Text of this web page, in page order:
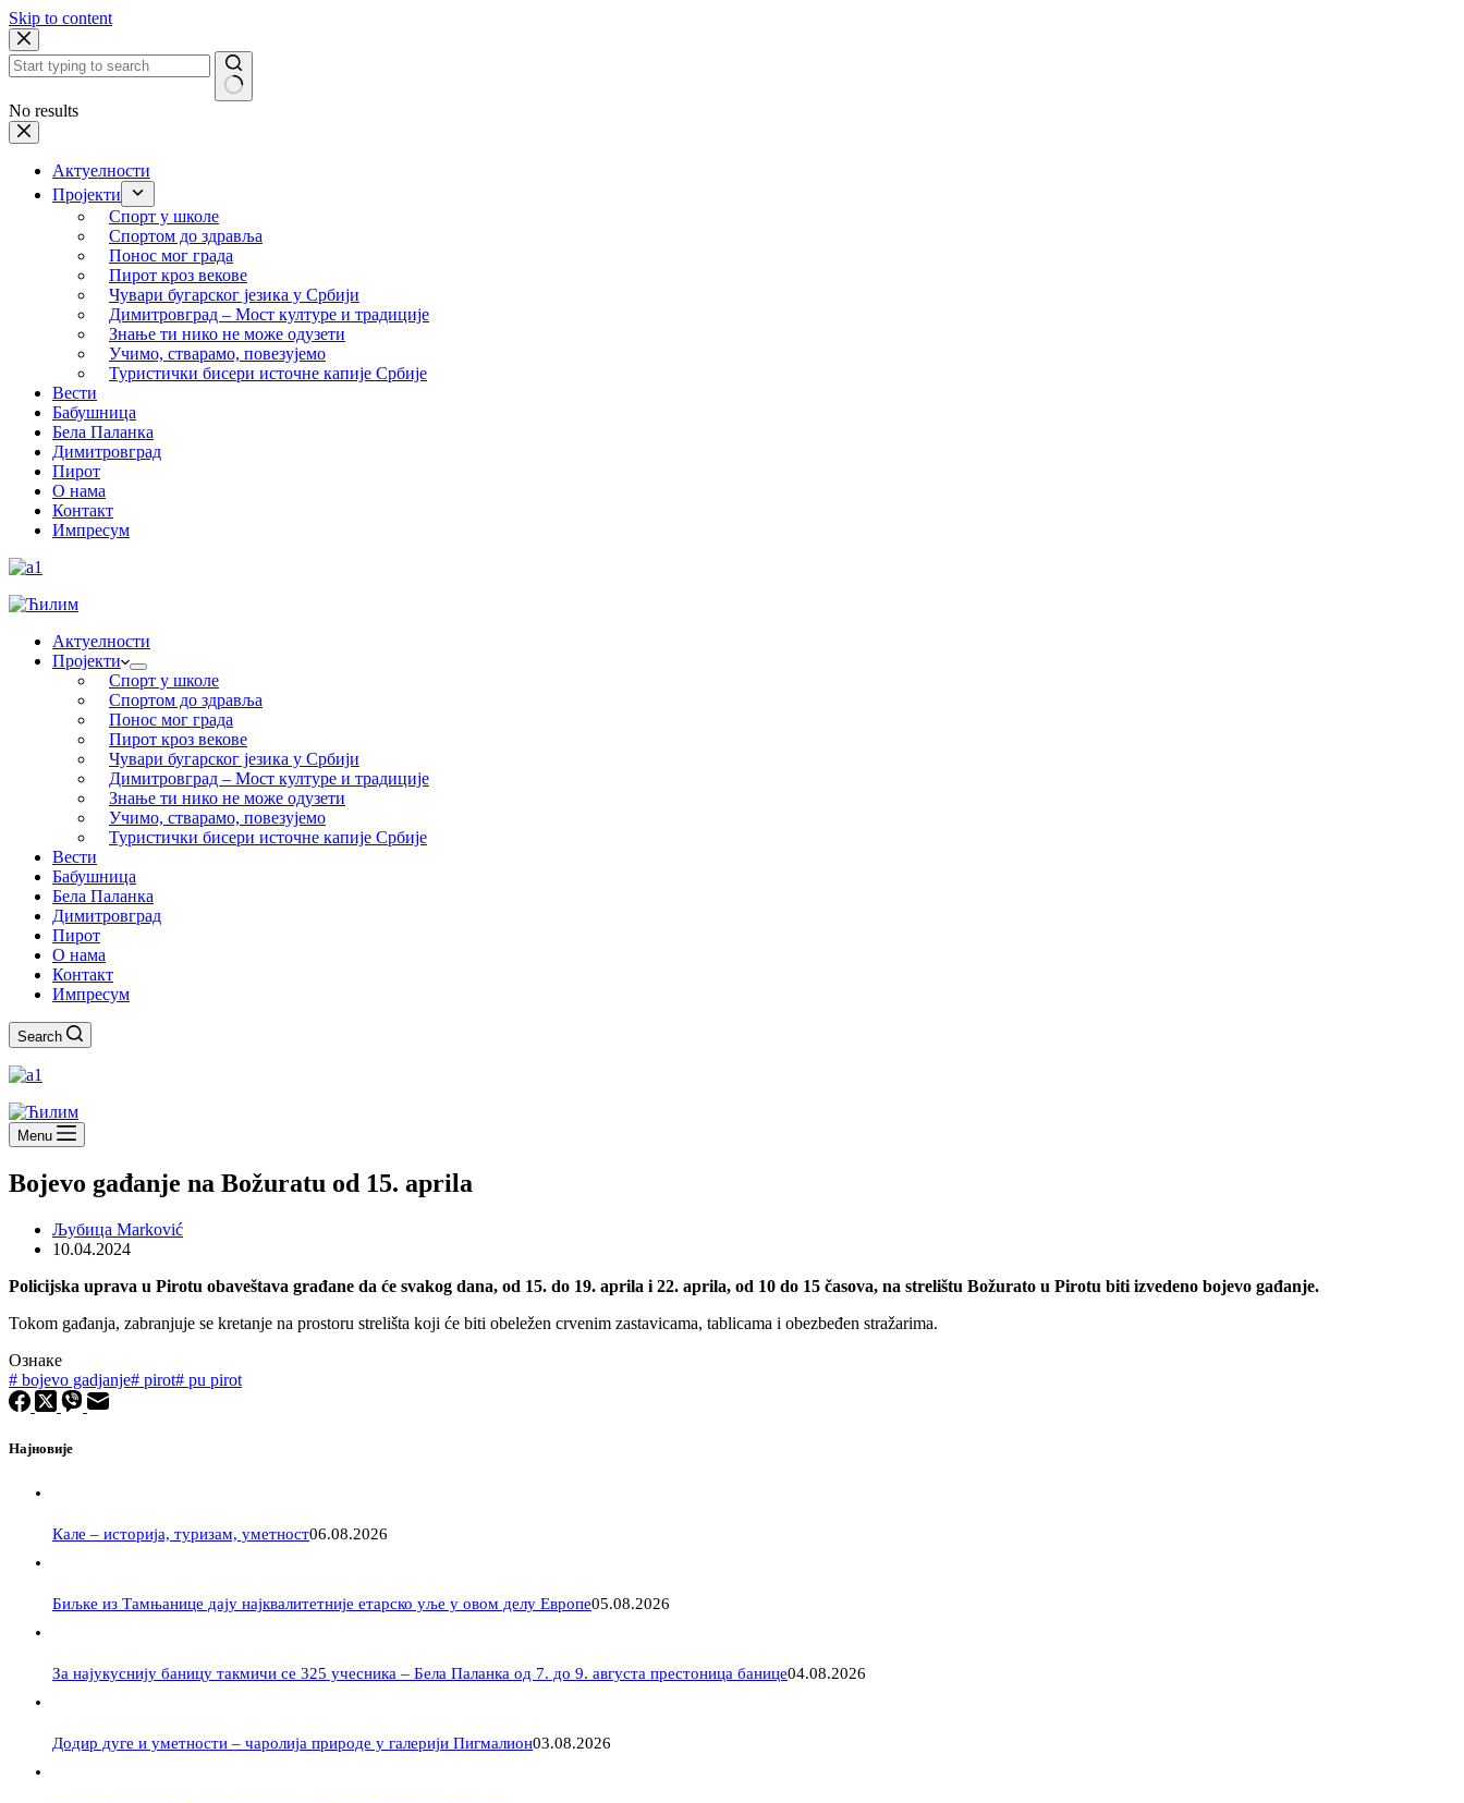
Skip to content
No results
Актуелности
Пројекти
Спорт у школе
Спортом до здравља
Понос мог града
Пирот кроз векове
Чувари бугарског језика у Србији
Димитровград – Мост културе и традиције
Знање ти нико не може одузети
Учимо, стварамо, повезујемо
Туристички бисери источне капије Србије
Вести
Бабушница
Бела Паланка
Димитровград
Пирот
О нама
Контакт
Импресум
Актуелности
Пројекти
Спорт у школе
Спортом до здравља
Понос мог града
Пирот кроз векове
Чувари бугарског језика у Србији
Димитровград – Мост културе и традиције
Знање ти нико не може одузети
Учимо, стварамо, повезујемо
Туристички бисери источне капије Србије
Вести
Бабушница
Бела Паланка
Димитровград
Пирот
О нама
Контакт
Импресум
Search
Menu
Bojevo gađanje na Božuratu od 15. aprila
Љубица Marković
10.04.2024
Policijska uprava u Pirotu obaveštava građane da će svakog dana, od 15. do 19. aprila i 22. aprila, od 10 do 15 časova, na strelištu Božurato u Pirotu biti izvedeno bojevo gađanje.
Tokom gađanja, zabranjuje se kretanje na prostoru strelišta koji će biti obeležen crvenim zastavicama, tablicama i obezbeđen stražarima.
Ознаке
# bojevo gadjanje# pirot# pu pirot
Најновије
Кале – историја, туризам, уметност06.08.2026
Биљке из Тамњанице дају најквалитетније етарско уље у овом делу Европе05.08.2026
За најукуснију баницу такмичи се 325 учесника – Бела Паланка од 7. до 9. августа престоница банице04.08.2026
Додир дуге и уметности – чаролија природе у галерији Пигмалион03.08.2026